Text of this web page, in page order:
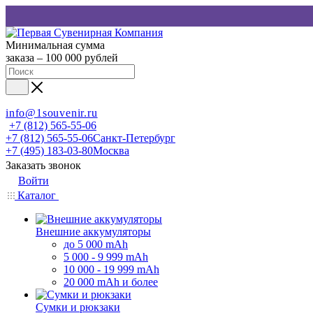
Минимальная сумма
заказа – 100 000 рублей
info@1souvenir.ru
+7 (812) 565-55-06
+7 (812) 565-55-06Санкт-Петербург
+7 (495) 183-03-80Москва
Заказать звонок
Войти
Каталог
Внешние аккумуляторы
до 5 000 mAh
5 000 - 9 999 mAh
10 000 - 19 999 mAh
20 000 mAh и более
Сумки и рюкзаки